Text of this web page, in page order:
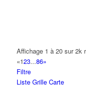
Affichage 1 à 20 sur 2k
«123...86»
Filtre
Liste Grille Carte